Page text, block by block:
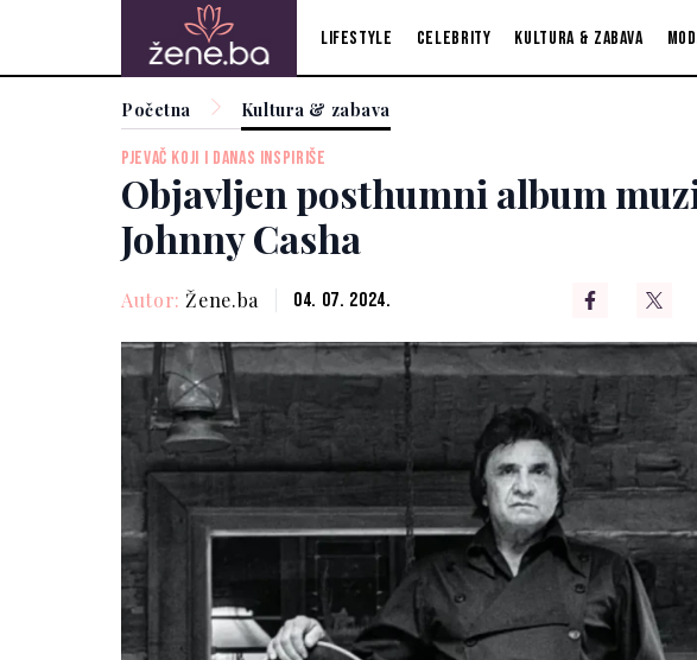
Lifestyle Celebrity Kultura & zabava
Početna Kultura & zabava
PJEVAČ KOJI I DANAS INSPIRIŠE
Objavljen posthumni album
Johnny Casha
Autor: Žene.ba 04. 07. 2024.